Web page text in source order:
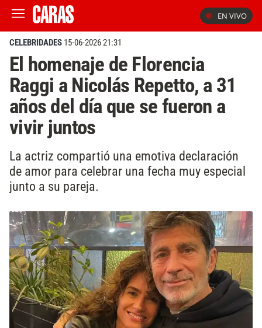
EN VIVO
CELEBRIDADES 15-06-2026 21:31
El homenaje de Florencia
Raggi a Nicolás Repetto, a 31
años del día que se fueron a
vivir juntos
La actriz compartió una emotiva declaración
de amor para celebrar una fecha muy especial
junto a su pareja.